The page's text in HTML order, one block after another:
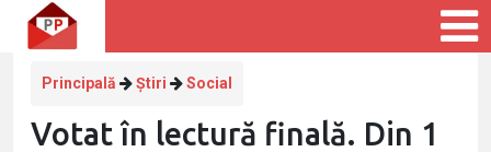
Principală Știri Social
Votat în lectură finală. Din 1